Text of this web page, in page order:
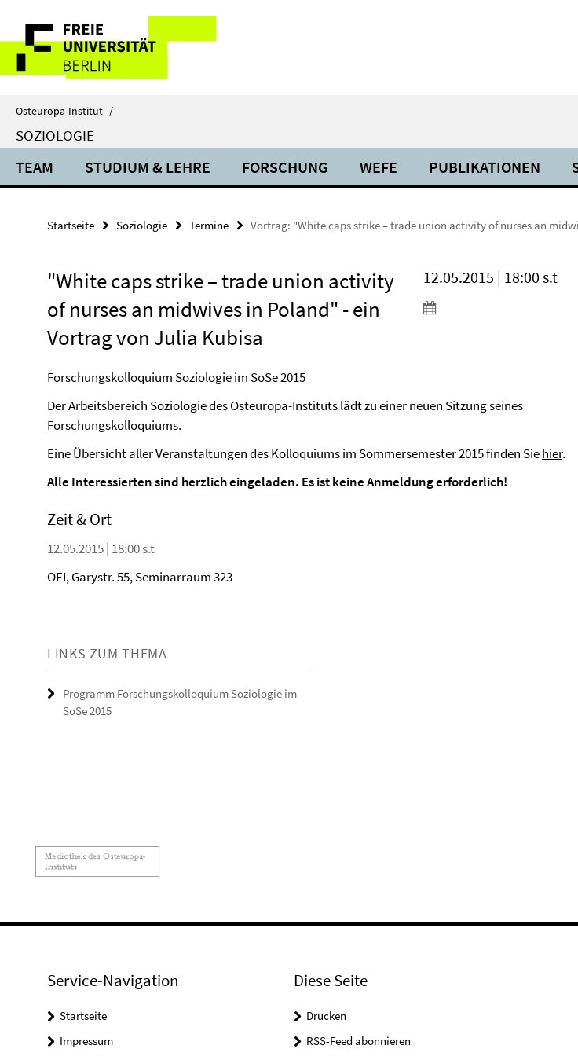
direkt
Inhalt
Service-
Navigation
Osteuropa-Institut /
SOZIOLOGIE
TEAM STUDIUM & LEHRE FORSCHUNG WEFE PUBLIKATIONEN
Startseite Soziologie Termine Vortrag: "White caps strike – trade union activity of nurses an
"White caps strike – trade union activity
of nurses an midwives in Poland" - ein
Vortrag von Julia Kubisa
12.05.2015 | 18:00 s.t
Forschungskolloquium Soziologie im SoSe 2015
Der Arbeitsbereich Soziologie des Osteuropa-Instituts lädt zu einer neuen Sitzung seines
Forschungskolloquiums.
Eine Übersicht aller Veranstaltungen des Kolloquiums im Sommersemester 2015 finden Siehier.
Alle Interessierten sind herzlich eingeladen. Es ist keine Anmeldung erforderlich!
Zeit & Ort
12.05.2015 | 18:00 s.t
OEI, Garystr. 55, Seminarraum 323
LINKS ZUM THEMA
Programm Forschungskolloquium Soziologie im
SoSe 2015
Service-Navigation
Startseite
Impressum
Diese Seite
Drucken
RSS-Feed abonnieren